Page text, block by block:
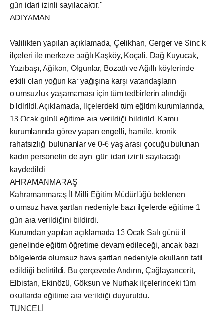
gün idari izinli sayılacaktır."
ADIYAMAN
Valilikten yapılan açıklamada, Çelikhan, Gerger ve Sincik
ilçeleri ile merkeze bağlı Kaşköy, Koçali, Dağ Kuyucak,
Yazıbaşı, Ağikan, Olgunlar, Bozatlı ve Ağıllı köylerinde
etkili olan yoğun kar yağışına karşı vatandaşların
olumsuzluk yaşamaması için tüm tedbirlerin alındığı
bildirildi.Açıklamada, ilçelerdeki tüm eğitim kurumlarında,
13 Ocak günü eğitime ara verildiği bildirildi.Kamu
kurumlarında görev yapan engelli, hamile, kronik
rahatsızlığı bulunanlar ve 0-6 yaş arası çocuğu bulunan
kadın personelin de aynı gün idari izinli sayılacağı
kaydedildi.
AHRAMANMARAŞ
Kahramanmaraş İl Milli Eğitim Müdürlüğü beklenen
olumsuz hava şartları nedeniyle bazı ilçelerde eğitime 1
gün ara verildiğini bildirdi.
Kurumdan yapılan açıklamada 13 Ocak Salı günü il
genelinde eğitim öğretime devam edileceği, ancak bazı
bölgelerde olumsuz hava şartları nedeniyle okulların tatil
edildiği belirtildi. Bu çerçevede Andırın, Çağlayancerit,
Elbistan, Ekinözü, Göksun ve Nurhak ilçelerindeki tüm
okullarda eğitime ara verildiği duyuruldu.
TUNCELİ